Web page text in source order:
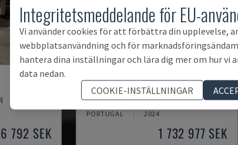
792 SEK
PUMA 2600Y II
DN SOLUTIONS - SVARV-FRÄSMASKIN
PORTUGAL 2024
1 732 977 SEK
Integritetsmeddelande för EU-
Vi använder cookies för att förbättra din upplevelse,
webbplatsanvändning och för
hantera dina inställningar och lära dig mer om hur vi
data nedan.
COOKIE-INSTÄLLNINGAR